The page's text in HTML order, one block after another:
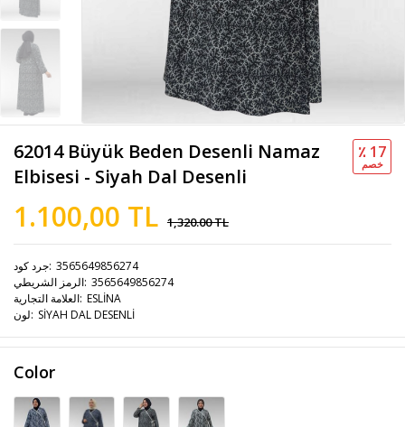
62014 Büyük Beden Desenli Namaz
Elbisesi - Siyah Dal Desenli
1.100,00 TL 1,320.00 TL
٪ 17
خصم
جرد كود 3565649856274
الرمز الشريطي 3565649856274
العلامة التجارية ESLİNA
لون SİYAH DAL DESENLİ
Color